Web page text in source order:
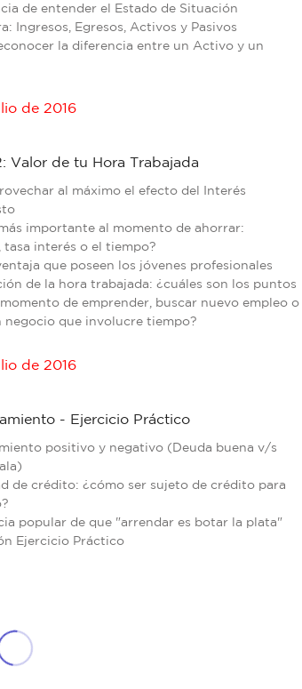
de entender el Estado de Situación
Ingresos, Egresos, Activos y Pasivos
la diferencia entre un Activo y un
de 2016
Valor de tu Hora Trabajada
al máximo el efecto del Interés
importante al momento de ahorrar:
tasa interés o el tiempo?
que poseen los jóvenes profesionales
de la hora trabajada: ¿cuáles son los puntos
de emprender, buscar nuevo empleo o
negocio que involucre tiempo?
de 2016
- Ejercicio Práctico
positivo y negativo (Deuda buena v/s
de crédito: ¿cómo ser sujeto de crédito para
popular de que "arrendar es botar la plata"
Ejercicio Práctico